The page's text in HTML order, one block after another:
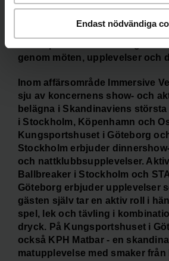
Endast nödvändiga
upplevelser med utgångspunkt
människor. Minnesota arbetar
Engagement vilket innebär att
genom möten, upplevelser och
Inom affärsområde Immersive
sju av koncernens show- och
belägna i Skandinaviens största
i Stockholm, Köpenhamn och
Kungsportshuset i Göteborg
Stockholm erbjuder
och nattklubbsupplevelser.
Ballbreaker i Stockholm och
Göteborg erbjuder upplevelser
gästen själv tar en aktiv roll i
spel, lek och tävling i
dryck. På Kungsportshuset i
också KPH Matbar - en
matupplevelse med smaker från